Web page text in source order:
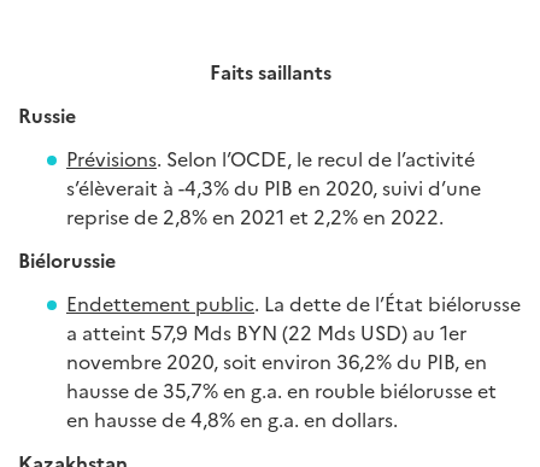
Faits saillants
Russie
Prévisions. Selon l’OCDE, le recul de l’activité
s’élèverait à -4,3% du PIB en 2020, suivi d’une
reprise de 2,8% en 2021 et 2,2% en 2022.
Biélorussie
Endettement public. La dette de l’État biélorusse
a atteint 57,9 Mds BYN (22 Mds USD) au 1er
novembre 2020, soit environ 36,2% du PIB, en
hausse de 35,7% en g.a. en rouble biélorusse et
en hausse de 4,8% en g.a. en dollars.